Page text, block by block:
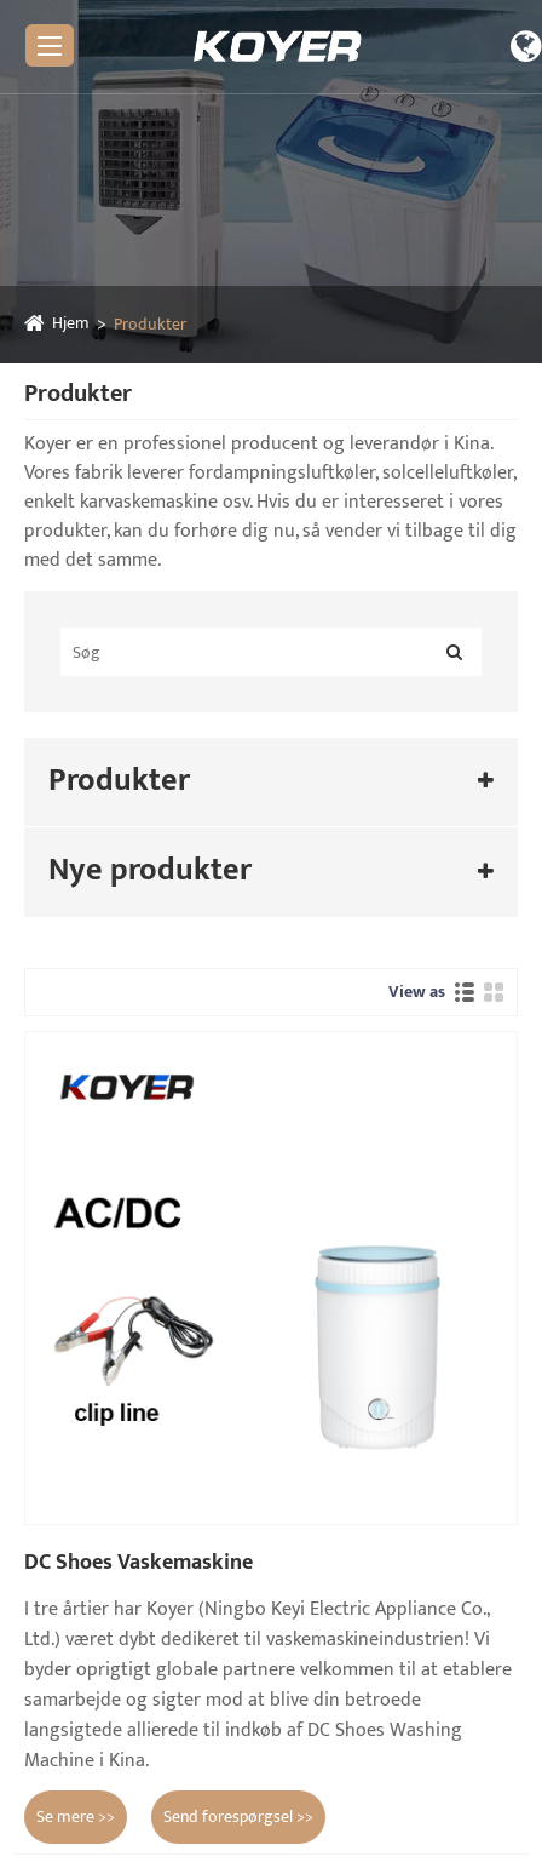
Hjem Produkter
Produkter
Koyer er en professionel producent og leverandør i Kina.
Vores fabrik leverer fordampningsluftkøler, solcelleluftkøler,
enkelt karvaskemaskine osv. Hvis du er interesseret i vores
produkter, kan du forhøre dig nu, så vender vi tilbage til dig
med det samme.
Produkter
Nye produkter
View as
DC Shoes Vaskemaskine
I tre årtier har Koyer (Ningbo Keyi Electric Appliance Co.,
Ltd.) været dybt dedikeret til vaskemaskineindustrien! Vi
byder oprigtigt globale partnere velkommen til at etablere
samarbejde og sigter mod at blive din betroede
langsigtede allierede til indkøb af DC Shoes Washing
Machine i Kina.
Se mere >> Send forespørgsel >>